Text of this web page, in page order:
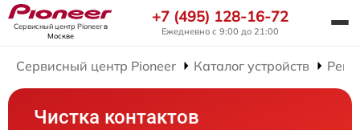
Сервисный центр Pioneerв
Москве
+7 (495) 128-16-72
Ежедневно с 9:00 до 21:00
Сервисный центр Pioneer Каталог устройств
Чистка контактов